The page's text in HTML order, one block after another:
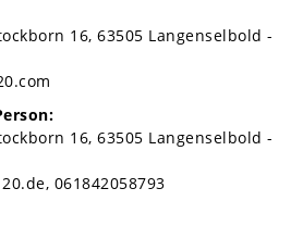
16 63505 Langenselbold
16 63505 Langenselbold
061842058793